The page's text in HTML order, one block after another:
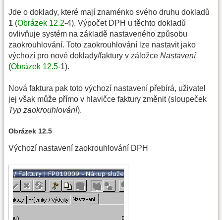
Jde o doklady, které mají znaménko svého druhu dokladů
1 (Obrázek 12.2-4). Výpočet DPH u těchto dokladů
ovlivňuje systém na základě nastaveného způsobu
zaokrouhlování. Toto zaokrouhlování lze nastavit jako
výchozí pro nové doklady/faktury v záložce Nastavení
(Obrázek 12.5-1).
Nová faktura pak toto výchozí nastavení přebírá, uživatel
jej však může přímo v hlavičce faktury změnit (sloupeček
Typ zaokrouhlování).
Obrázek 12.5
Výchozí nastavení zaokrouhlování DPH